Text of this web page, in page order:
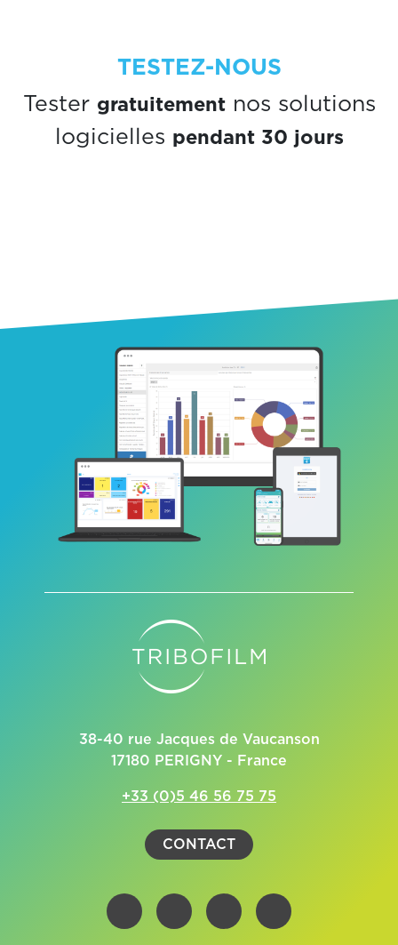
TESTEZ-NOUS
Tester gratuitementnos solutions
logicielles pendant 30 jours
38-40 rue Jacques de Vaucanson
17180 PERIGNY - France
+33 (0)5 46 56 75 75
CONTACT